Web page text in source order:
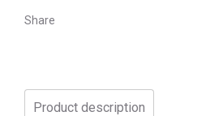
Share
Product description